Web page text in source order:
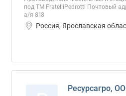
под ТМ FratelliPedrotti Почтовый
а/я 818
Россия, Ярославская
Ресурсагро,